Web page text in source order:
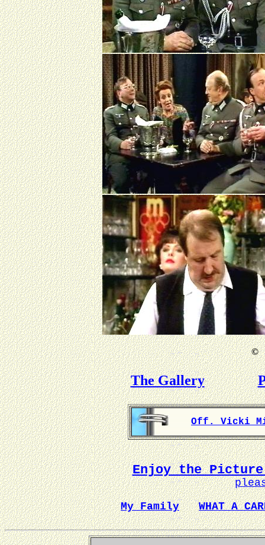
©
The Gallery
Off. Vicki
Enjoy the Picture
My Family
WHAT A